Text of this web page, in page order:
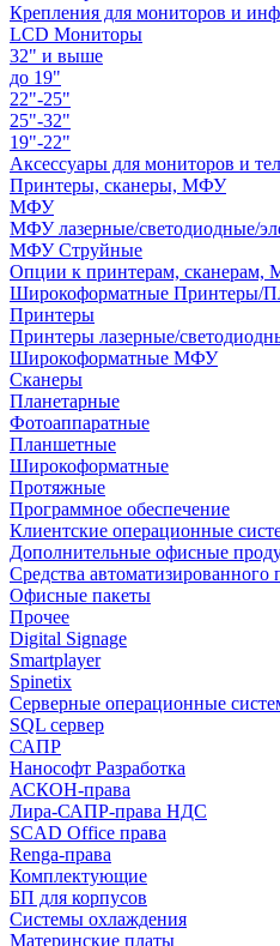
Крепления для мониторов и
LCD Мониторы
32" и выше
до 19"
22"-25"
25"-32"
19"-22"
Аксессуары для мониторов и
Принтеры, сканеры, МФУ
МФУ
МФУ лазерные/светодиодные/
МФУ Струйные
Опции к принтерам,
Широкоформатные Принтеры/
Принтеры
Принтеры лазерные/
Широкоформатные МФУ
Сканеры
Планетарные
Фотоаппаратные
Планшетные
Широкоформатные
Протяжные
Программное обеспечение
Клиентские операционные
Дополнительные офисные
Средства автоматизированного
Офисные пакеты
Прочее
Digital Signage
Smartplayer
Spinetix
Серверные операционные
SQL сервер
САПР
Нанософт Разработка
АСКОН-права
Лира-САПР-права НДС
SCAD Office права
Renga-права
Комплектующие
БП для корпусов
Системы охлаждения
Материнские платы